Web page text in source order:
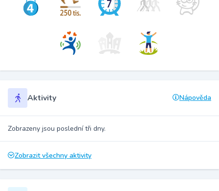
Aktivity Nápověda
Zobrazeny jsou poslední tři dny.
Zobrazit všechny aktivity